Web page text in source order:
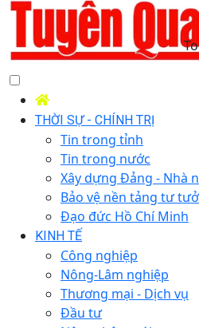
THỜI SỰ - CHÍNH TRỊ
Tin trong tỉnh
Tin trong nước
Xây dựng Đảng - Nhà
Bảo vệ nền tảng tư
Đạo đức Hồ Chí Minh
KINH TẾ
Công nghiệp
Nông-Lâm nghiệp
Thương mại - Dịch vụ
Đầu tư